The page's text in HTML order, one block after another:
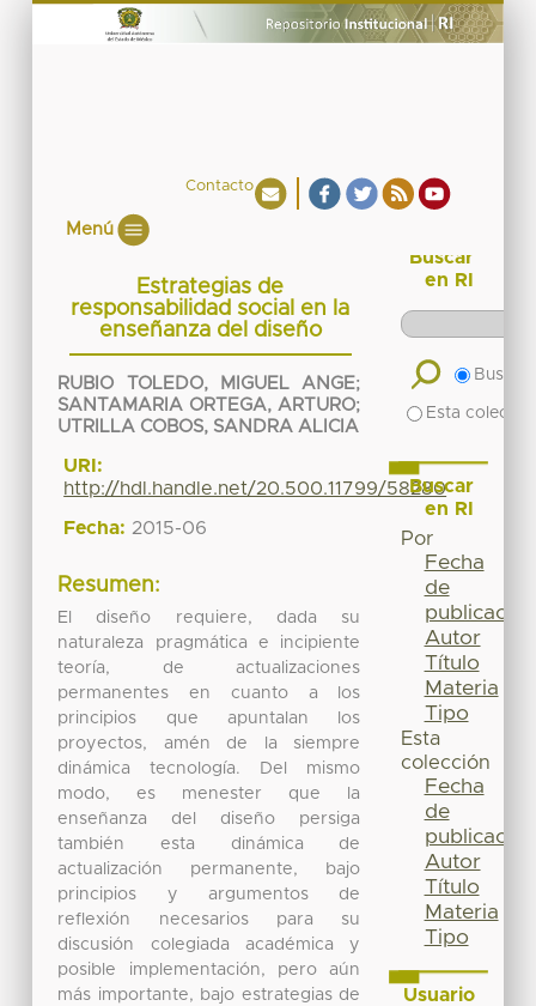
Contacto
Menú
Estrategias de
responsabilidad social en la
enseñanza del diseño
RUBIO TOLEDO, MIGUEL ANGE;
SANTAMARIA ORTEGA, ARTURO;
UTRILLA COBOS, SANDRA ALICIA
URI:
http://hdl.handle.net/20.500.11799/58280
Fecha: 2015-06
Resumen:
El diseño requiere, dada su
naturaleza pragmática e incipiente
teoría, de actualizaciones
permanentes en cuanto a los
principios que apuntalan los
proyectos, amén de la siempre
dinámica tecnología. Del mismo
modo, es menester que la
enseñanza del diseño persiga
también esta dinámica de
actualización permanente, bajo
principios y argumentos de
reflexión necesarios para su
discusión colegiada académica y
posible implementación, pero aún
más importante, bajo estrategias de
Buscar
en RI
Buscar
Esta
Buscar
en RI
Por
Fecha
de
publicación
Autor
Título
Materia
Tipo
Esta
colección
Fecha
de
publicación
Autor
Título
Materia
Tipo
Usuario